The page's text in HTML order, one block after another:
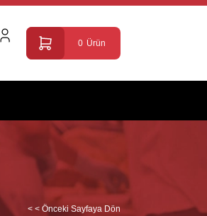
0 Ürün
< < Önceki Sayfaya Dön